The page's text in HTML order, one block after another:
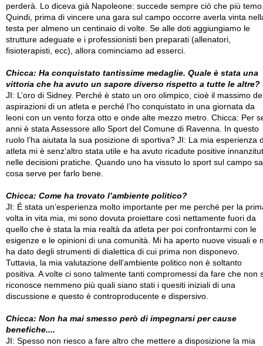
perderà. Lo diceva già Napoleone: succede sempre ciò che più
Quindi, prima di vincere una gara sul campo occorre averla vinta
testa per almeno un centinaio di volte. Se alle doti aggiungiamo le
strutture adeguate e i professionisti ben preparati (allenatori,
fisioterapisti, ecc), allora cominciamo ad esserci.
Chicca: Ha conquistato tantissime medaglie. Quale è stata una
vittoria che ha avuto un sapore diverso rispetto a tutte le altre?
JI: L’oro di Sidney. Perché è stato un oro olimpico, cioè il massimo
aspirazioni di un atleta e perché l’ho conquistato in una giornata da
leoni con un vento forza otto e onde alte mezzo metro. Chicca: Per
anni è stata Assessore allo Sport del Comune di Ravenna. In questo
ruolo l’ha aiutata la sua posizione di sportiva? JI: La mia esperienza
atleta mi è senz’altro stata utile e ha avuto ricadute positive
nelle decisioni pratiche. Quando uno ha vissuto lo sport sul campo sa
cosa serve per farlo bene.
Chicca: Come ha trovato l’ambiente politico?
JI: É stata un’esperienza molto importante per me perché per la
volta in vita mia, mi sono dovuta proiettare così nettamente fuori da
quello che è stata la mia realtà da atleta per poi confrontarmi con le
esigenze e le opinioni di una comunità. Mi ha aperto nuove visuali e
ha dato degli strumenti di dialettica di cui prima non disponevo.
Tuttavia, la mia valutazione dell’ambiente politico non è soltanto
positiva. A volte ci sono talmente tanti compromessi da fare che non
riconosce nemmeno più quali siano stati i quesiti iniziali di una
discussione e questo è controproducente e dispersivo.
Chicca: Non ha mai smesso però di impegnarsi per cause
benefiche....
JI: Spesso non riesco a fare altro che mettere a disposizione la mia